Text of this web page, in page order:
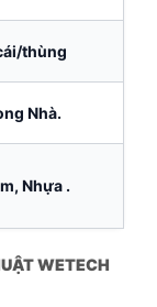
thùng
Nhà.
Nhựa .
WETECH